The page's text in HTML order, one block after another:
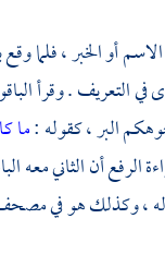
أو الخبر ، فلما
في التعريف . وقرأ
البر ، كقوله :ما
الرفع أن الثاني معه
له ، وكذلك هو في